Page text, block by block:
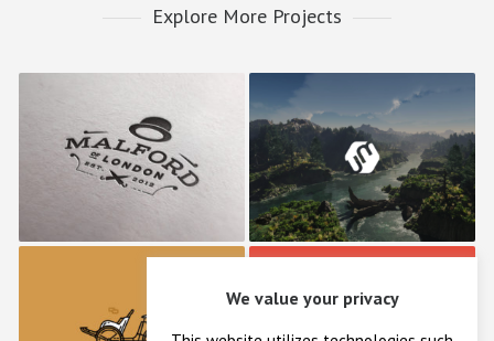
Explore More Projects
Malford London Umbrella Design
Retro Bike Bonfire Lab
We value your privacy